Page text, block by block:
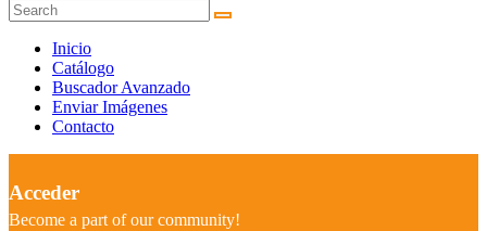
Inicio
Catálogo
Buscador Avanzado
Enviar Imágenes
Contacto
Acceder
Become a part of our community!